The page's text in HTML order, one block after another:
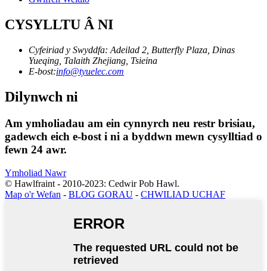
CYSYLLTU Â NI
Cyfeiriad y Swyddfa: Adeilad 2, Butterfly Plaza, Dinas
Yueqing, Talaith Zhejiang, Tsieina
E-bost:info@tyuelec.com
Dilynwch ni
Am ymholiadau am ein cynnyrch neu restr brisiau,
gadewch eich e-bost i ni a byddwn mewn cysylltiad o
fewn 24 awr.
Ymholiad Nawr
© Hawlfraint - 2010-2023: Cedwir Pob Hawl.
Map o'r Wefan - BLOG GORAU - CHWILIAD UCHAF